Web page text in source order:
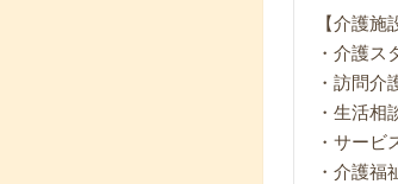
【介護
・介護ス
・訪問介
・生活相
・サービ
・介護福